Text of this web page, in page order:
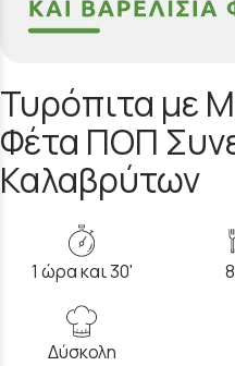
Τυρόπιτα με
Φέτα ΠΟΠ
Καλαβρύτων
1 ώρα και 30'
Δύσκολη